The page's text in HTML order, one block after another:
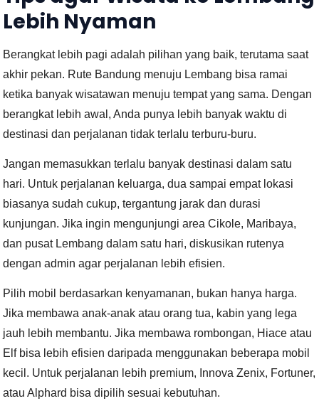
Lebih Nyaman
Berangkat lebih pagi adalah pilihan yang baik, terutama saat
akhir pekan. Rute Bandung menuju Lembang bisa ramai
ketika banyak wisatawan menuju tempat yang sama. Dengan
berangkat lebih awal, Anda punya lebih banyak waktu di
destinasi dan perjalanan tidak terlalu terburu-buru.
Jangan memasukkan terlalu banyak destinasi dalam satu
hari. Untuk perjalanan keluarga, dua sampai empat lokasi
biasanya sudah cukup, tergantung jarak dan durasi
kunjungan. Jika ingin mengunjungi area Cikole, Maribaya,
dan pusat Lembang dalam satu hari, diskusikan rutenya
dengan admin agar perjalanan lebih efisien.
Pilih mobil berdasarkan kenyamanan, bukan hanya harga.
Jika membawa anak-anak atau orang tua, kabin yang lega
jauh lebih membantu. Jika membawa rombongan, Hiace atau
Elf bisa lebih efisien daripada menggunakan beberapa mobil
kecil. Untuk perjalanan lebih premium, Innova Zenix, Fortuner,
atau Alphard bisa dipilih sesuai kebutuhan.